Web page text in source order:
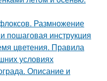
Размножение
пошаговая инструкция
цветения. Правила
условиях
Описание и